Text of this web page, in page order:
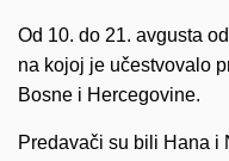
Od 10. do 21. avgusta
na kojoj je učestvovalo
Bosne i Hercegovine.
Predavači su bili Hana i